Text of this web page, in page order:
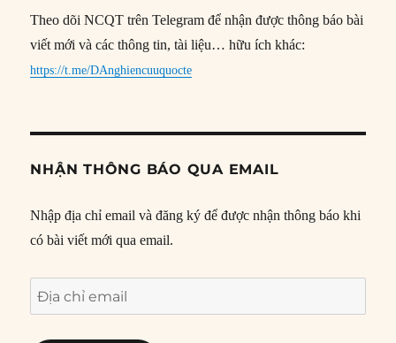
Theo dõi NCQT trên Telegram để nhận được thông báo bài
viết mới và các thông tin, tài liệu… hữu ích khác:
https://t.me/DAnghiencuuquocte
NHẬN THÔNG BÁO QUA EMAIL
Nhập địa chỉ email và đăng ký để được nhận thông báo khi
có bài viết mới qua email.
Địa
chỉ
email